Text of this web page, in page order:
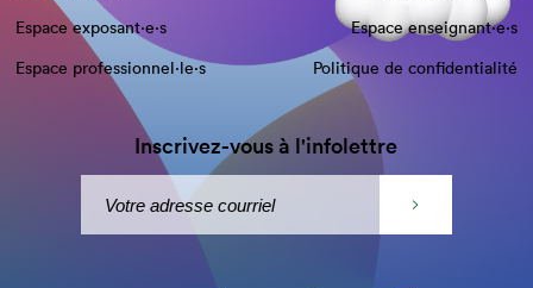
Espace exposant·e⋅s
Espace enseignant·e⋅s
Espace professionnel·le⋅s
Politique de confidentialité
Inscrivez-vous à l'infolettre